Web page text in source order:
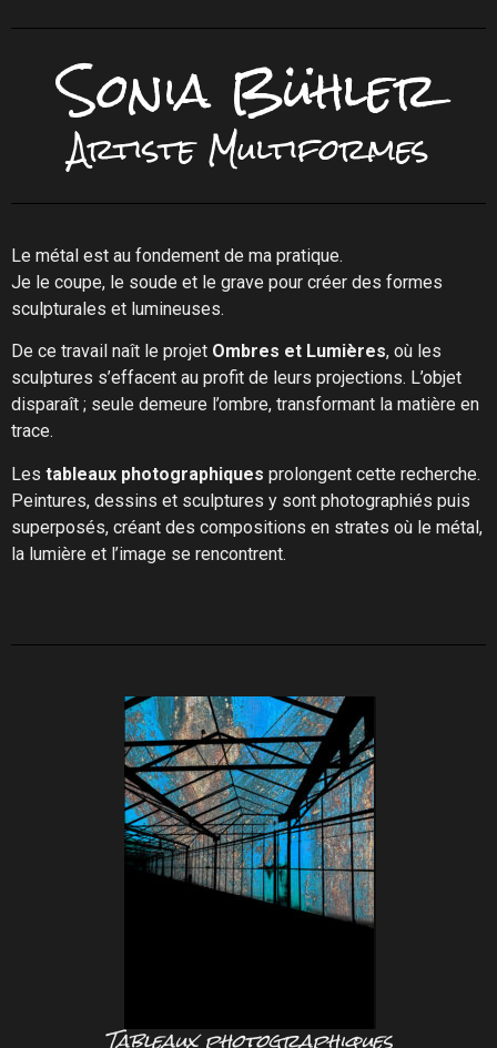
Sonia Bühler
Artiste Multiformes
Le métal est au fondement de ma pratique.
Je le coupe, le soude et le grave pour créer des formes
sculpturales et lumineuses.
De ce travail naît le projet Ombres et Lumières, où les
sculptures s’effacent au profit de leurs projections. L’objet
disparaît ; seule demeure l’ombre, transformant la matière en
trace.
Les tableaux photographiques prolongent cette recherche.
Peintures, dessins et sculptures y sont photographiés puis
superposés, créant des compositions en strates où le métal,
la lumière et l’image se rencontrent.